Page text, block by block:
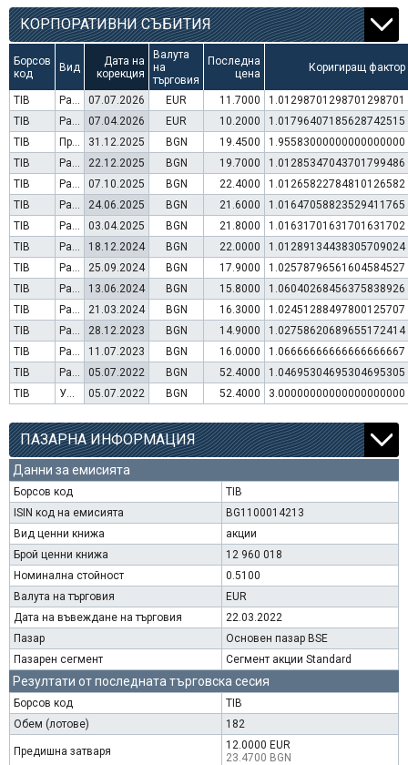
КОРПОРАТИВНИ СЪБИТИЯ
Борсов
код
Вид
Дата на
корекция
Валута
на
търговия
Последна
цена
Коригиращ фактор
TIB Раздаване на дивидент 07.07.2026 EUR 11.7000
1.01298701298701298701
TIB
Раздаване на дивидент 07.04.2026 EUR 10.2000
1.01796407185628742515
TIB
Преминаване към търговия в Евро 31.12.2025 BGN 19.4500
1.95583000000000000000
TIB
Раздаване на дивидент 22.12.2025 BGN 19.7000
1.01285347043701799486
TIB
Раздаване на дивидент 07.10.2025 BGN 22.4000
1.01265822784810126582
TIB
Раздаване на дивидент 24.06.2025 BGN 21.6000
1.01647058823529411765
TIB
Раздаване на дивидент 03.04.2025 BGN 21.8000
1.01631701631701631702
TIB
Раздаване на дивидент 18.12.2024 BGN 22.0000
1.01289134438305709024
TIB
Раздаване на дивидент 25.09.2024 BGN 17.9000
1.02578796561604584527
TIB
Раздаване на дивидент 13.06.2024 BGN 15.8000
1.06040268456375838926
TIB
Раздаване на дивидент 21.03.2024 BGN 16.3000
1.02451288497800125707
TIB
Раздаване на дивидент 28.12.2023 BGN 14.9000
1.02758620689655172414
TIB
Раздаване на дивидент 11.07.2023 BGN 16.0000
1.06666666666666666667
TIB
Раздаване на дивидент 05.07.2022 BGN 52.4000
1.04695304695304695305
TIB
Увеличение на капитал (резерви) 05.07.2022 BGN 52.4000 3.00000000000000000000
ПАЗАРНА ИНФОРМАЦИЯ
Данни за емисията
Борсов код
TIB
ISIN код на емисията
BG1100014213
Вид ценни книжа
акции
Брой ценни книжа
12 960 018
Номинална стойност
0.5100
Валута на търговия
EUR
Дата на въвеждане на търговия
22.03.2022
Пазар
Основен пазар BSE
Пазарен сегмент
Сегмент акции Standard
Резултати от последната търговска сесия
Борсов код
TIB
Обем (лотове)
182
Предишна затваря
12.0000 EUR
23.4700 BGN